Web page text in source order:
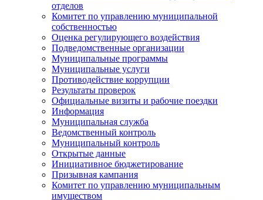
отделов
Комитет по управлению муниципальной
собственностью
Оценка регулирующего воздействия
Подведомственные организации
Муниципальные программы
Муниципальные услуги
Противодействие коррупции
Результаты проверок
Официальные визиты и рабочие поездки
Информация
Муниципальная служба
Ведомственный контроль
Муниципальный контроль
Открытые данные
Инициативное бюджетирование
Призывная кампания
Комитет по управлению муниципальным
имуществом